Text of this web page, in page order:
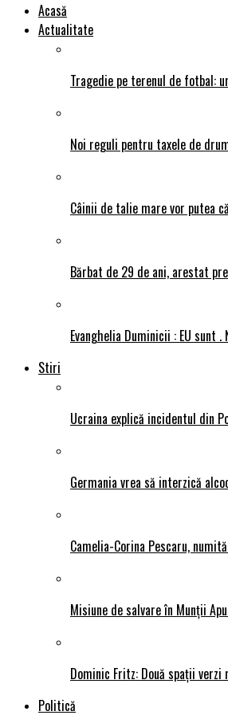
Acasă
Actualitate
Tragedie pe terenul de fotbal:
Noi reguli pentru taxele de
Câinii de talie mare vor putea
Bărbat de 29 de ani, arestat
Evanghelia Duminicii : EU sunt .
Stiri
Ucraina explică incidentul din
Germania vrea să interzică
Camelia-Corina Pescaru,
Misiune de salvare în Munții
Dominic Fritz: Două spații
Politică